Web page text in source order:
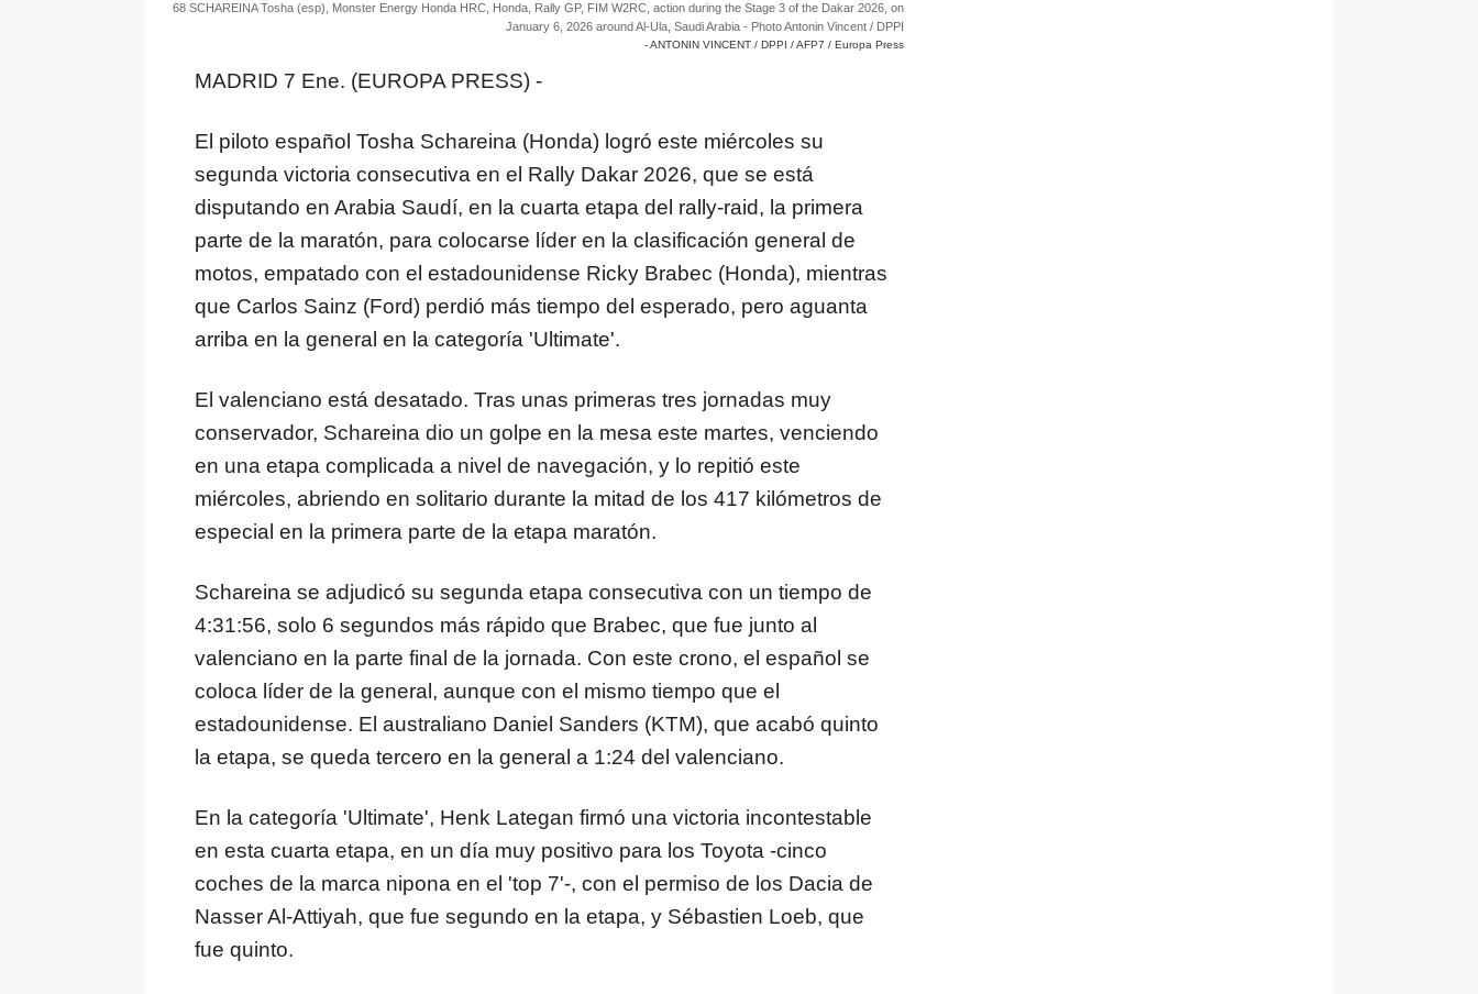
68 SCHAREINA Tosha (esp), Monster Energy Honda HRC, Honda, Rally GP, FIM W2RC, action during the Stage 3 of the Dakar 2026, on
January 6, 2026 around Al-Ula, Saudi Arabia - Photo Antonin Vincent / DPPI
- ANTONIN VINCENT / DPPI / AFP7 / Europa Press
MADRID 7 Ene. (EUROPA PRESS) -
El piloto español Tosha Schareina (Honda) logró este miércoles su
segunda victoria consecutiva en el Rally Dakar 2026, que se está
disputando en Arabia Saudí, en la cuarta etapa del rally-raid, la primera
parte de la maratón, para colocarse líder en la clasificación general de
motos, empatado con el estadounidense Ricky Brabec (Honda), mientras
que Carlos Sainz (Ford) perdió más tiempo del esperado, pero aguanta
arriba en la general en la categoría 'Ultimate'.
El valenciano está desatado. Tras unas primeras tres jornadas muy
conservador, Schareina dio un golpe en la mesa este martes, venciendo
en una etapa complicada a nivel de navegación, y lo repitió este
miércoles, abriendo en solitario durante la mitad de los 417 kilómetros de
especial en la primera parte de la etapa maratón.
Schareina se adjudicó su segunda etapa consecutiva con un tiempo de
4:31:56, solo 6 segundos más rápido que Brabec, que fue junto al
valenciano en la parte final de la jornada. Con este crono, el español se
coloca líder de la general, aunque con el mismo tiempo que el
estadounidense. El australiano Daniel Sanders (KTM), que acabó quinto
la etapa, se queda tercero en la general a 1:24 del valenciano.
En la categoría 'Ultimate', Henk Lategan firmó una victoria incontestable
en esta cuarta etapa, en un día muy positivo para los Toyota -cinco
coches de la marca nipona en el 'top 7'-, con el permiso de los Dacia de
Nasser Al-Attiyah, que fue segundo en la etapa, y Sébastien Loeb, que
fue quinto.